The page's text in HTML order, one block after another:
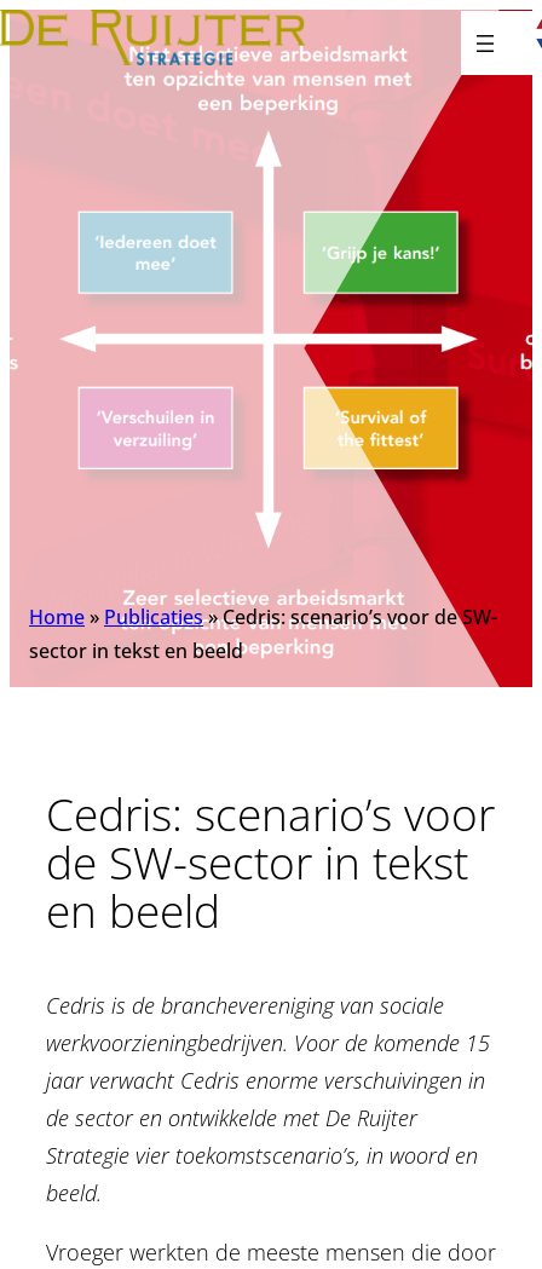
Home» Publicaties»Cedris: scenario’s voor de SW-
sector in tekst en beeld
Cedris: scenario’s voor
de SW-sector in tekst
en beeld
Cedris is de branchevereniging van sociale
werkvoorzieningbedrijven. Voor de komende 15
jaar verwacht Cedris enorme verschuivingen in
de sector en ontwikkelde met De Ruijter
Strategie vier toekomstscenario’s, in woord en
beeld.
Vroeger werkten de meeste mensen die door